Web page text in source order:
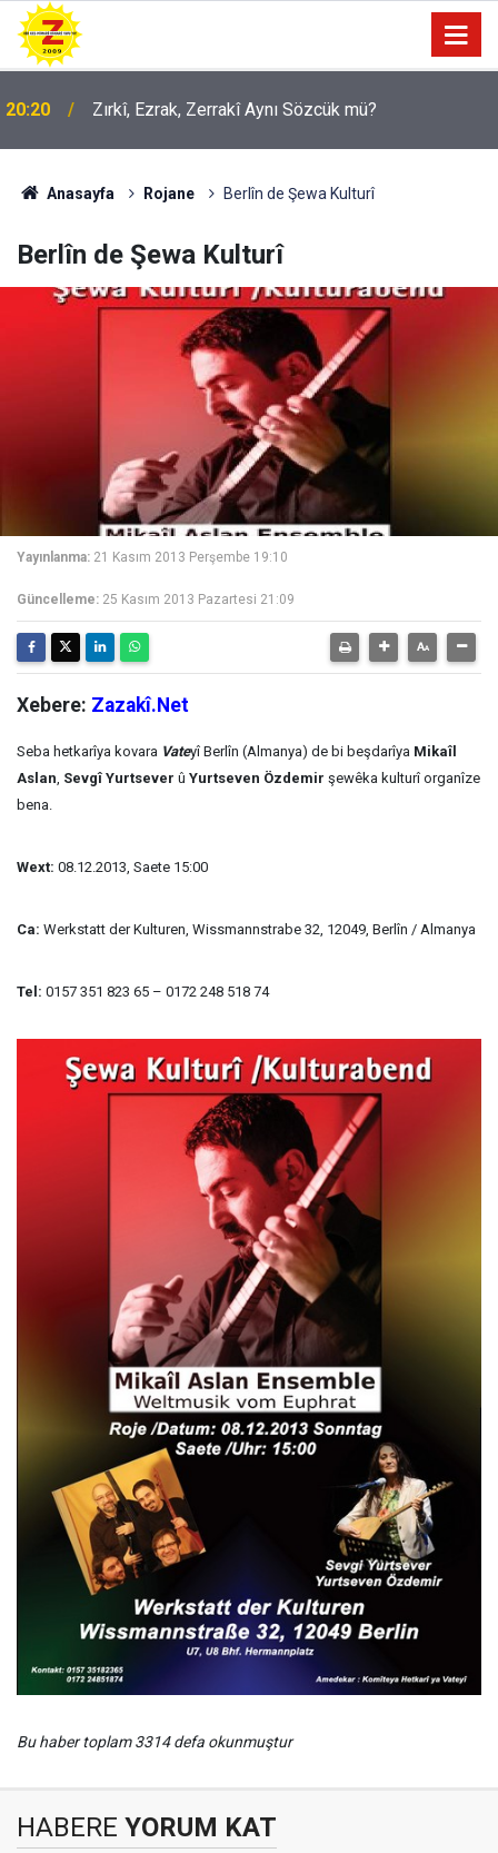
09:56 Ji Zilma Partîzanan Nimûneyeka Piçûk
Anasayfa Rojane Berlîn de Şewa Kulturî
Berlîn de Şewa Kulturî
Yayınlanma: 21 Kasım 2013 Perşembe 19:10
Güncelleme: 25 Kasım 2013 Pazartesi 21:09
Xebere: Zazakî.Net
Seba hetkarîya kovara Vateyî Berlîn (Almanya) de bi beşdarîya Mikaîl
Aslan, Sevgî Yurtsever û Yurtseven Özdemir şewêka kulturî organîze
bena.
Wext: 08.12.2013, Saete 15:00
Ca: Werkstatt der Kulturen, Wissmannstrabe 32, 12049, Berlîn / Almanya
Tel: 0157 351 823 65 – 0172 248 518 74
Bu haber toplam 3314 defa okunmuştur
HABERE YORUM KAT